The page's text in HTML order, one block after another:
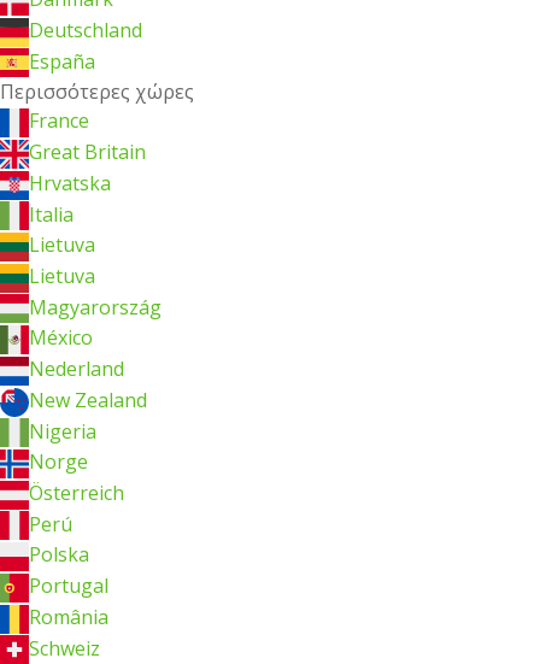
Deutschland
España
Περισσότερες χώρες
France
Great Britain
Hrvatska
Italia
Lietuva
Lietuva
Magyarország
México
Nederland
New Zealand
Nigeria
Norge
Österreich
Perú
Polska
Portugal
România
Schweiz